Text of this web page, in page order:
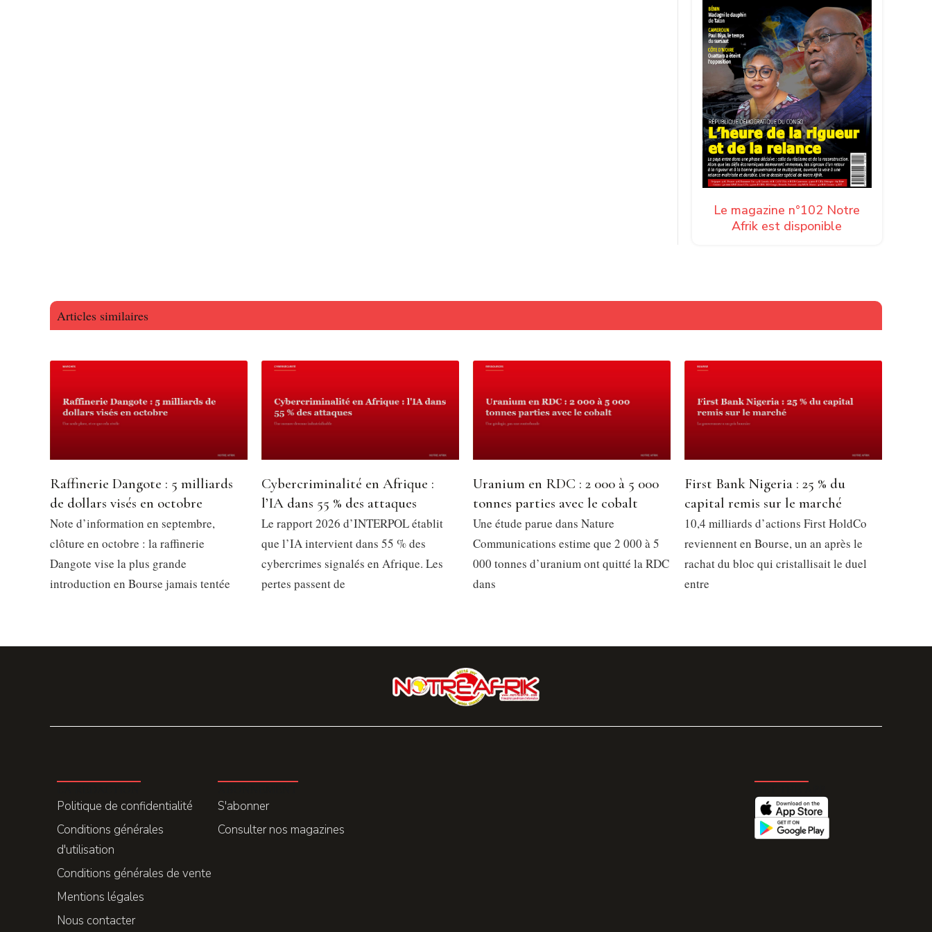
Le magazine n°102 Notre
Afrik est disponible
Articles similaires
Raffinerie Dangote : 5 milliards
de dollars visés en octobre
Note d’information en septembre,
clôture en octobre : la raffinerie
Dangote vise la plus grande
introduction en Bourse jamais tentée
Cybercriminalité en Afrique :
l’IA dans 55 % des attaques
Le rapport 2026 d’INTERPOL établit
que l’IA intervient dans 55 % des
cybercrimes signalés en Afrique. Les
pertes passent de
Uranium en RDC : 2 000 à 5 000
tonnes parties avec le cobalt
Une étude parue dans Nature
Communications estime que 2 000 à 5
000 tonnes d’uranium ont quitté la RDC
dans
First Bank Nigeria : 25 % du
capital remis sur le marché
10,4 milliards d’actions First HoldCo
reviennent en Bourse, un an après le
rachat du bloc qui cristallisait le duel
entre
Politique de confidentialité
Conditions générales
d'utilisation
Conditions générales de vente
Mentions légales
Nous contacter
S'abonner
Consulter nos magazines